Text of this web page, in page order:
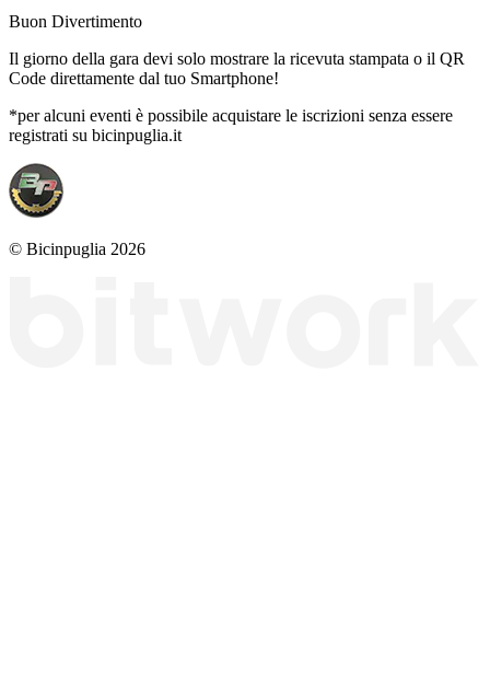
Buon Divertimento
Il giorno della gara devi solo mostrare la ricevuta stampata o il QR
Code direttamente dal tuo Smartphone!
*per alcuni eventi è possibile acquistare le iscrizioni senza essere
registrati su bicinpuglia.it
© Bicinpuglia 2026